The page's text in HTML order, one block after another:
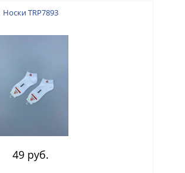
Носки TRP7893
49 руб.